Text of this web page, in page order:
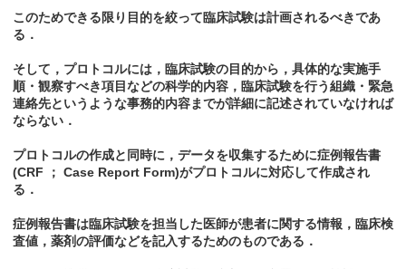
このためできる限り目的を絞って臨床試験は計画されるべきであ
る．
そして，プロトコルには，臨床試験の目的から，具体的な実施手
順・観察すべき項目などの科学的内容，臨床試験を行う組織・緊急
連絡先というような事務的内容までが詳細に記述されていなければ
ならない．
プロトコルの作成と同時に，データを収集するために症例報告書
(CRF ； Case Report Form)がプロトコルに対応して作成され
る．
症例報告書は臨床試験を担当した医師が患者に関する情報，臨床検
査値，薬剤の評価などを記入するためのものである．